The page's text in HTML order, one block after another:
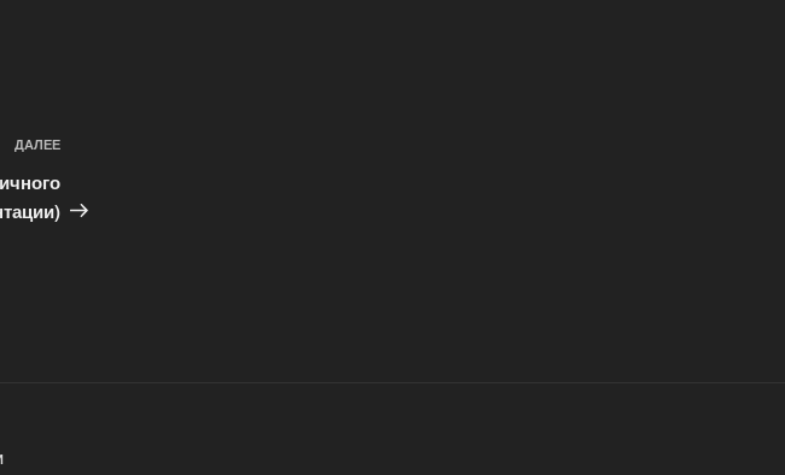
ДАЛЕЕ